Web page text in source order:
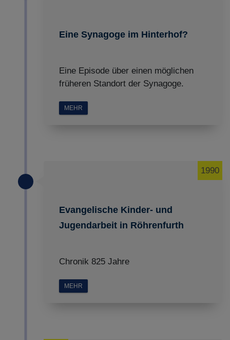
Eine Synagoge im Hinterhof?
Eine Episode über einen möglichen
früheren Standort der Synagoge.
MEHR
Evangelische Kinder- und
Jugendarbeit in Röhrenfurth
1990
Chronik 825 Jahre
MEHR